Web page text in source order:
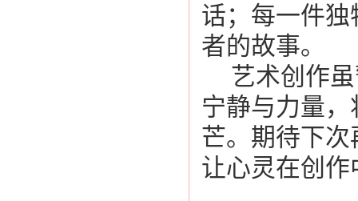
话；每一件
者的故事。
艺术创作
宁静与力量
芒。期待下
让心灵在创